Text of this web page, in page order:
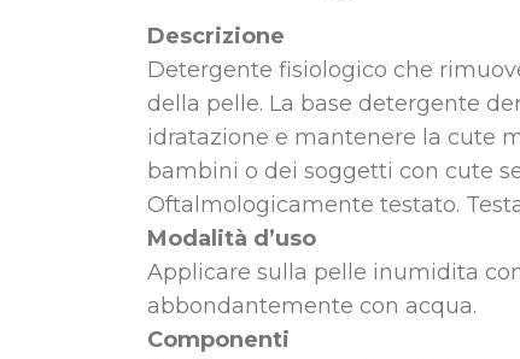
Descrizione
Detergente fisiologico che
della pelle. La base detergente
idratazione e mantenere la cute
bambini o dei soggetti con cute
Oftalmologicamente testato.
Modalità d’uso
Applicare sulla pelle inumidita
abbondantemente con acqua.
Componenti